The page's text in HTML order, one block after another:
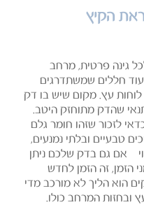
הקיץ
גינה פרטית, מרחב
חללים שמשתדרגים
עץ. מקום שיש בו דק
שהדק מתוחזק היטב.
לזכור שזהו חומר גלם
טבעיים ובלתי נמנעים,
– אם גם בדק שלכם ניתן
הזמן, זה הזמן לחדש
הוא הליך לא מורכב מדי
ובחזות המרחב כולו.